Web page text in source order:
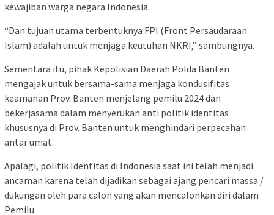
kewajiban warga negara Indonesia.
“Dan tujuan utama terbentuknya FPI (Front Persaudaraan
Islam) adalah untuk menjaga keutuhan NKRI,” sambungnya.
Sementara itu, pihak Kepolisian Daerah Polda Banten
mengajak untuk bersama-sama menjaga kondusifitas
keamanan Prov. Banten menjelang pemilu 2024 dan
bekerjasama dalam menyerukan anti politik identitas
khususnya di Prov. Banten untuk menghindari perpecahan
antar umat.
Apalagi, politik Identitas di Indonesia saat ini telah menjadi
ancaman karena telah dijadikan sebagai ajang pencari massa /
dukungan oleh para calon yang akan mencalonkan diri dalam
Pemilu.